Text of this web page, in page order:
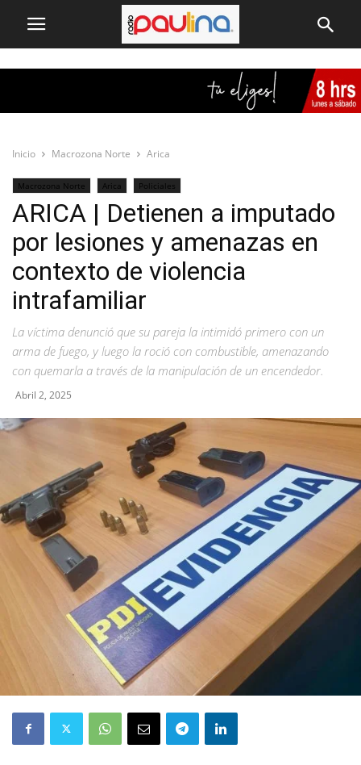
Inicio Macrozona Norte Arica
Macrozona Norte Arica Policiales
ARICA | Detienen a imputado
por lesiones y amenazas en
contexto de violencia
intrafamiliar
La víctima denunció que su pareja la intimidó primero con un
arma de fuego, y luego la roció con combustible, amenazando
con quemarla a través de la manipulación de un encendedor.
Abril 2, 2025